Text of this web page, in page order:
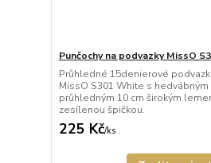
Punčochy na podvazky MissO
Průhledné 15denierové
MissO S301 White s
průhledným 10 cm širokým
zesílenou špičkou.
225 Kč/ks